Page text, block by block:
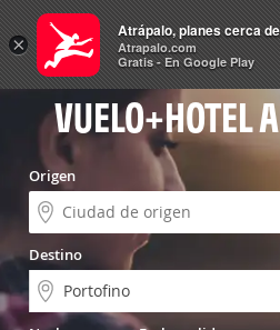
Vuelo+Hotel
VUELO+HOTEL
Origen
Destino
×
Atrápalo, planes cerca
Atrapalo.com
Gratis - En Google Play